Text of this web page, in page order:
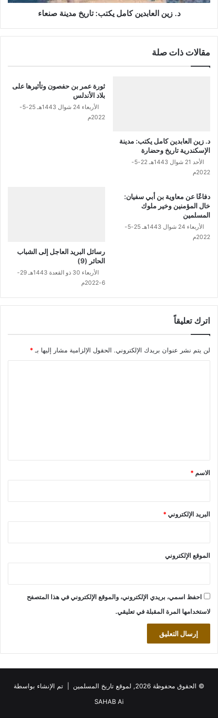
ت
ي
و
ف
ح
م
ر
ق
د
ا
ك
ت
ا
ي
م
د
ي
ة
د. زين العابدين كامل يكتب: تاريخ مدينة صنعاء
مقالات ذات صلة
د. زين العابدين كامل يكتب: مدينة
الإسكندرية تاريخ وحضارة
الأحد 21 شوال 1443هـ 22-5-
2022م
ثورة عمر بن حفصون وتأثيرها على
بلاد الأندلس
الأربعاء 24 شوال 1443هـ 25-5-
2022م
دفاعًا عن معاوية بن أبي سفيان:
خال المؤمنين وخير ملوك
المسلمين
الأربعاء 24 شوال 1443هـ 25-5-
2022م
رسائل البريد العاجل إلى الشباب
الحائر (9)
الأربعاء 30 ذو القعدة 1443هـ 29-
6-2022م
اترك تعليقاً
لن يتم نشر عنوان بريدك الإلكتروني. الحقول الإلزامية مشار إليها بـ *
*
الاسم *
البريد الإلكتروني*
الموقع الإلكتروني
احفظ اسمي، بريدي الإلكتروني، والموقع الإلكتروني في هذا المتصفح
لاستخدامها المرة المقبلة في تعليقي.
© الحقوق محفوظة 2026, لموقع تاريخ المسلمين | تم الإنشاء بواسطة
SAHAB Ai